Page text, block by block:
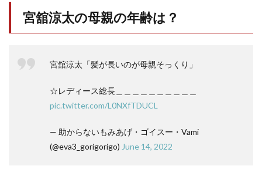
宮舘涼太の母親の年齢は？
宮舘涼太「髪が長いのが母親そっくり」
☆レディース総長＿＿＿＿＿＿＿＿＿＿
pic.twitter.com/L0NXfTDUCL
— 助からないもみあげ・ゴイスー・Vami
(@eva3_gorigorigo) June 14, 2022